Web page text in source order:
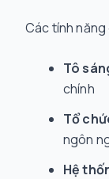
Các tính năng
Tô
chính
Tổ
ngôn
Hệ